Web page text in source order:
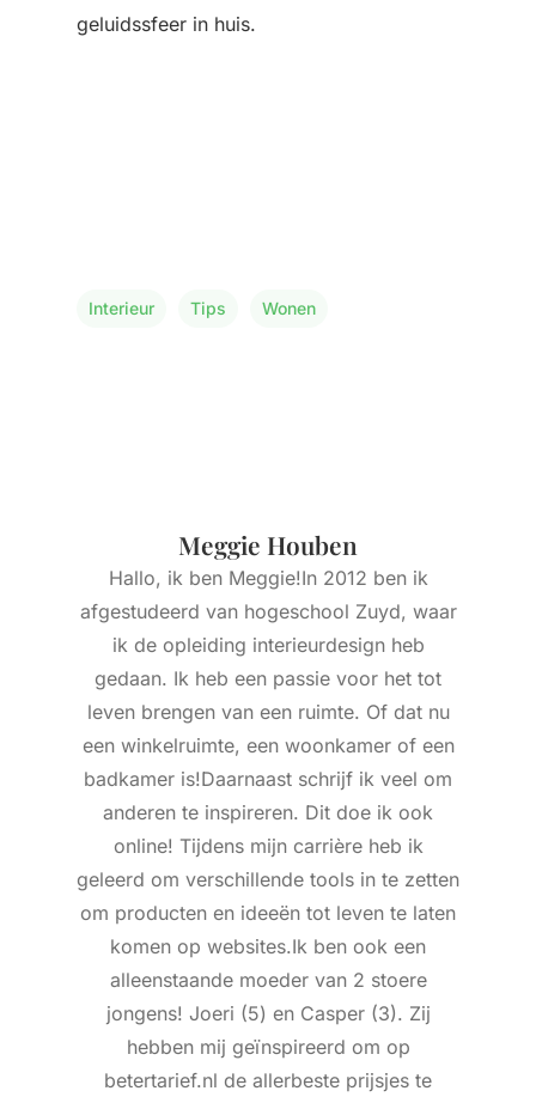
geluidssfeer in huis.
Interieur Tips Wonen
Meggie Houben
Hallo, ik ben Meggie!In 2012 ben ik
afgestudeerd van hogeschool Zuyd, waar
ik de opleiding interieurdesign heb
gedaan. Ik heb een passie voor het tot
leven brengen van een ruimte. Of dat nu
een winkelruimte, een woonkamer of een
badkamer is!Daarnaast schrijf ik veel om
anderen te inspireren. Dit doe ik ook
online! Tijdens mijn carrière heb ik
geleerd om verschillende tools in te zetten
om producten en ideeën tot leven te laten
komen op websites.Ik ben ook een
alleenstaande moeder van 2 stoere
jongens! Joeri (5) en Casper (3). Zij
hebben mij geïnspireerd om op
betertarief.nl de allerbeste prijsjes te